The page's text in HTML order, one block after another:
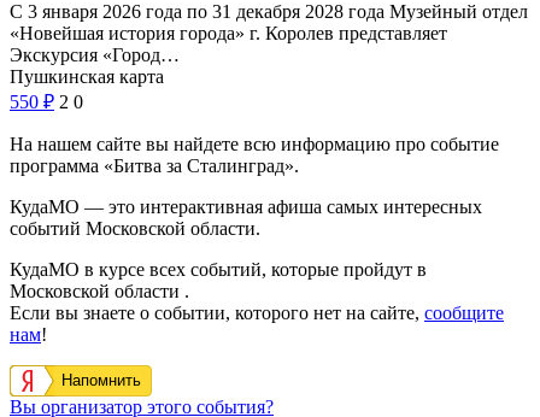
С 3 января 2026 года по 31 декабря 2028 года Музейный отдел
«Новейшая история города» г. Королев представляет
Экскурсия «Город…
Пушкинская карта
550 ₽ 2 0
На нашем сайте вы найдете всю информацию про событие
программа «Битва за Сталинград».
КудаМО — это интерактивная афиша самых интересных
событий Московской области.
КудаМО в курсе всех событий, которые пройдут в
Московской области .
Если вы знаете о событии, которого нет на сайте, сообщите
нам!
Напомнить
Вы организатор этого события?